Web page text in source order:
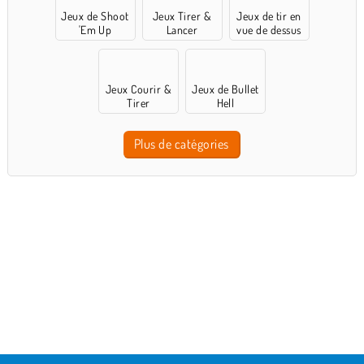
Jeux de Shoot
'Em Up
Jeux Tirer &
Lancer
Jeux de tir en
vue de dessus
Jeux Courir &
Tirer
Jeux de Bullet
Hell
Plus de catégories